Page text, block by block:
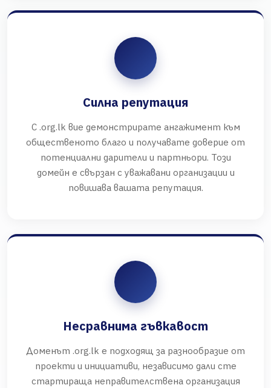
Силна репутация
С .org.lk вие демонстрирате ангажимент към
общественото благо и получавате доверие от
потенциални дарители и партньори. Този
домейн е свързан с уважавани организации и
повишава вашата репутация.
Несравнима гъвкавост
Доменът .org.lk е подходящ за разнообразие от
проекти и инициативи, независимо дали сте
стартираща неправителствена организация